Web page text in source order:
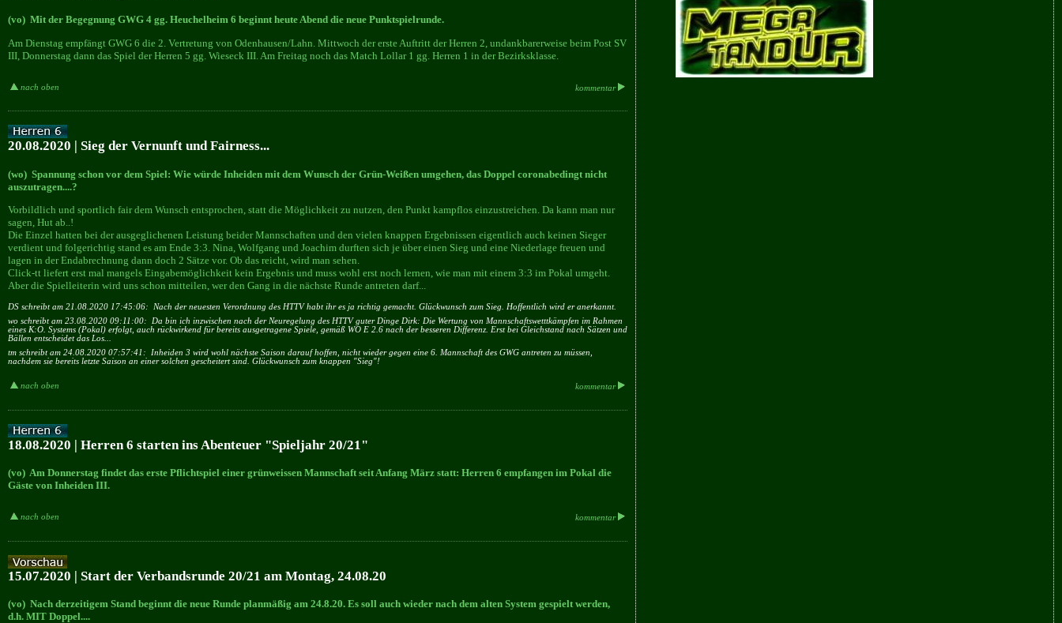
(vo) Mit der Begegnung GWG 4 gg. Heuchelheim 6 beginnt heute Abend die neue Punktspielrunde.
Am Dienstag empfängt GWG 6 die 2. Vertretung von Odenhausen/Lahn. Mittwoch der erste Auftritt der Herren 2, undankbarerweise beim Post SV
III, Donnerstag dann das Spiel der Herren 5 gg. Wieseck III. Am Freitag noch das Match Lollar 1 gg. Herren 1 in der Bezirksklasse.
nach oben kommentar
20.08.2020 | Sieg der Vernunft und Fairness...
(wo) Spannung schon vor dem Spiel: Wie würde Inheiden mit dem Wunsch der Grün-Weißen umgehen, das Doppel coronabedingt nicht
auszutragen....?
Vorbildlich und sportlich fair dem Wunsch entsprochen, statt die Möglichkeit zu nutzen, den Punkt kampflos einzustreichen. Da kann man nur
sagen, Hut ab..!
Die Einzel hatten bei der ausgeglichenen Leistung beider Mannschaften und den vielen knappen Ergebnissen eigentlich auch keinen Sieger
verdient und folgerichtig stand es am Ende 3:3. Nina, Wolfgang und Joachim durften sich je über einen Sieg und eine Niederlage freuen und
lagen in der Endabrechnung dann doch 2 Sätze vor. Ob das reicht, wird man sehen.
Click-tt liefert erst mal mangels Eingabemöglichkeit kein Ergebnis und muss wohl erst noch lernen, wie man mit einem 3:3 im Pokal umgeht.
Aber die Spielleiterin wird uns schon mitteilen, wer den Gang in die nächste Runde antreten darf...
DS schreibt am 21.08.2020 17:45:06:
Nach der neuesten Verordnung des HTTV habt ihr es ja richtig gemacht. Glückwunsch zum Sieg. Hoffentlich wird er anerkannt.
wo schreibt am 23.08.2020 09:11:00:
Da bin ich inzwischen nach der Neuregelung des HTTV guter Dinge Dirk: Die Wertung von Mannschaftswetttkämpfen im Rahmen
eines K:O. Systems (Pokal) erfolgt, auch rückwirkend für bereits ausgetragene Spiele, gemäß WO E 2.6 nach der besseren Differenz. Erst bei Gleichstand nach Sätzen und
Bällen entscheidet das Los...
tm schreibt am 24.08.2020 07:57:41:
Inheiden 3 wird wohl nächste Saison darauf hoffen, nicht wieder gegen eine 6. Mannschaft des GWG antreten zu müssen,
nachdem sie bereits letzte Saison an einer solchen gescheitert sind. Glückwunsch zum knappen "Sieg"!
nach oben kommentar
18.08.2020 | Herren 6 starten ins Abenteuer "Spieljahr 20/21"
(vo) Am Donnerstag findet das erste Pflichtspiel einer grünweissen Mannschaft seit Anfang März statt: Herren 6 empfangen im Pokal die
Gäste von Inheiden III.
nach oben kommentar
15.07.2020 | Start der Verbandsrunde 20/21 am Montag, 24.08.20
(vo) Nach derzeitigem Stand beginnt die neue Runde planmäßig am 24.8.20. Es soll auch wieder nach dem alten System gespielt werden,
d.h. MIT Doppel....